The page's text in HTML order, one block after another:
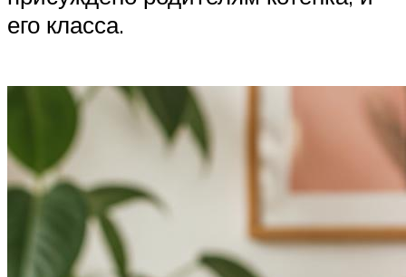
его класса.